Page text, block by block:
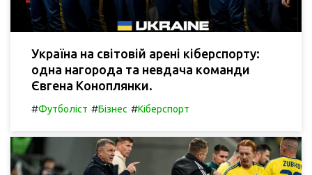
Україна на світовій арені кіберспорту:
одна нагорода та невдача команди
Євгена Коноплянки.
#Футболіст #Бізнес #Кіберспорт